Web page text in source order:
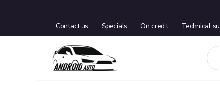
Contact us Specials On credit Technical